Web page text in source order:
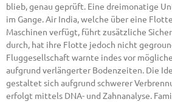
blieb, genau geprüft. Eine dreimonatige
im Gange. Air India, welche über eine
Maschinen verfügt, führt zusätzliche
durch, hat ihre Flotte jedoch nicht
Fluggesellschaft warnte indes vor
aufgrund verlängerter Bodenzeiten. Die
gestaltet sich aufgrund schwerer
erfolgt mittels DNA- und Zahnanalyse.